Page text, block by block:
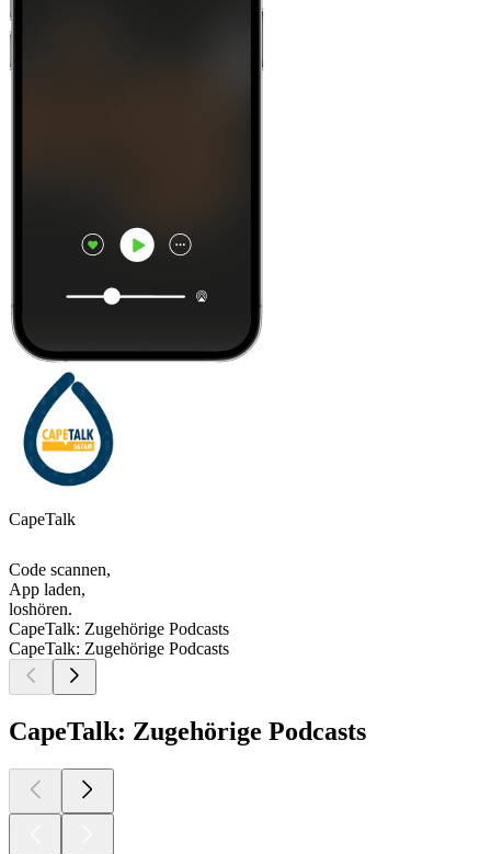
CapeTalk
Code scannen,
App laden,
loshören.
CapeTalk: Zugehörige Podcasts
CapeTalk: Zugehörige Podcasts
CapeTalk: Zugehörige Podcasts